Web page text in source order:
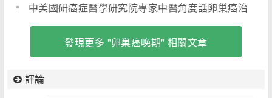
中美國研癌症醫學研究院專家中醫角度話卵巢癌治
發現更多 "卵巢癌晚期" 相關文章
評論